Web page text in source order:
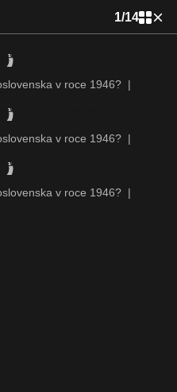
1/14
v roce 1946? |
v roce 1946? |
v roce 1946? |